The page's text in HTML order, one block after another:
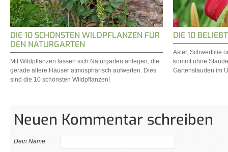
DIE 10 SCHÖNSTEN WILDPFLANZEN FÜR
DEN NATURGARTEN
Mit Wildpflanzen lassen sich Naturgärten anlegen, die
gerade ältere Häuser atmosphärisch aufwerten. Dies
sind die 10 schönsten Wildpflanzen!
DIE 10
Aster, Schwertlilie
kommt ohne
Gartenstauden im
Neuen Kommentar schreiben
Dein Name